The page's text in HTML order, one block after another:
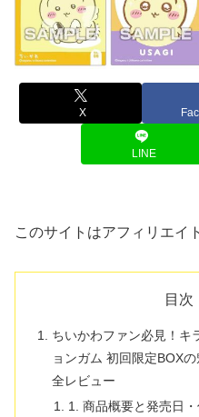
X
LINE
このサイトはアフィリエイ
目次
ちいかわファン必見！キ
ョンガム 初回限定BOX
全レビュー
1. 商品概要と発売日